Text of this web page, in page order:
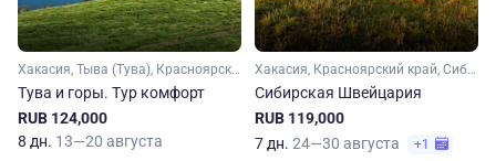
Хакасия, Тыва (Тува), Красноярский край, Сибирь
Тува и горы. Тур комфорт
RUB 124,000
8 дн. 13—20 августа
Хакасия, Красноярский край, Сибирь, Тыва (Тува)
Сибирская Швейцария
RUB 119,000
7 дн. 24—30 августа +1